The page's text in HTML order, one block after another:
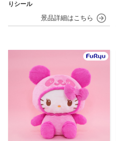
りシール